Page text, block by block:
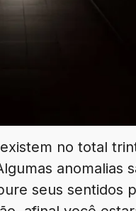
no total
anomalias
seus sentidos